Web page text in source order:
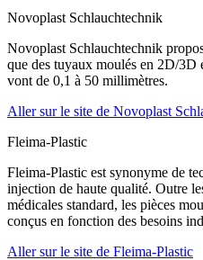
Novoplast Schlauchtechnik
Novoplast Schlauchtechnik
que des tuyaux moulés en 2D/3D
vont de 0,1 à 50 millimètres.
Aller sur le site de Novoplast
Fleima-Plastic
Fleima-Plastic est synonyme de
injection de haute qualité. Outre
médicales standard, les pièces
conçus en fonction des besoins
Aller sur le site de Fleima-Plastic